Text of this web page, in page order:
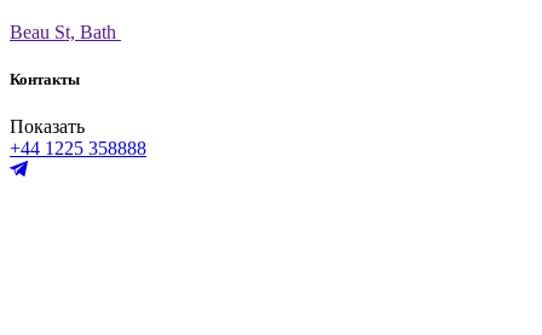
Beau St, Bath
Контакты
Показать
+44 1225 358888